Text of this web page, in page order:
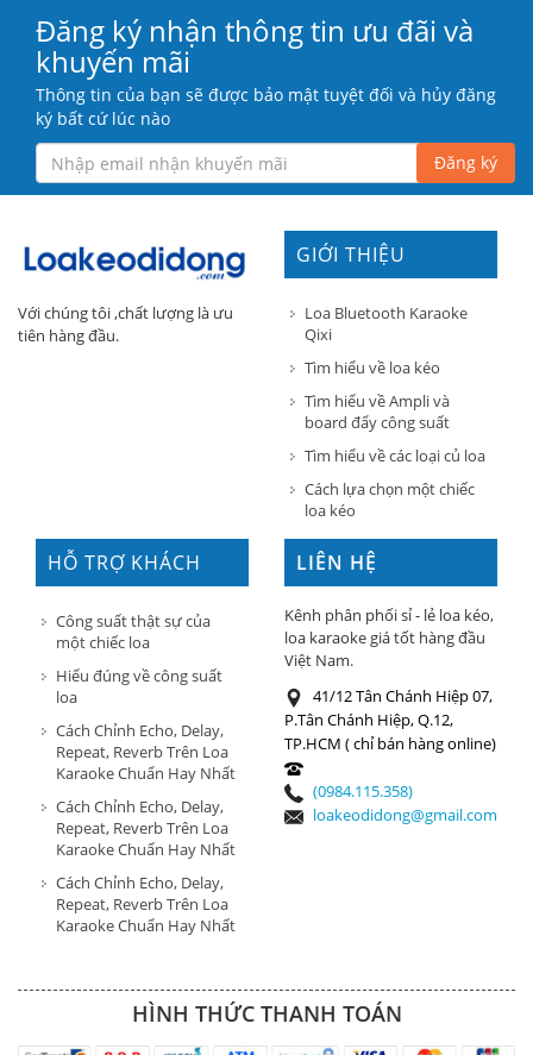
Đăng ký nhận thông tin ưu đãi và
khuyến mãi
Thông tin của bạn sẽ được bảo mật tuyệt đối và hủy đăng
ký bất cứ lúc nào
Đăng ký
Với chúng tôi ,chất lượng là ưu
tiên hàng đầu.
GIỚI THIỆU
Loa Bluetooth Karaoke
Qixi
Tìm hiểu về loa kéo
Tìm hiểu về Ampli và
board đẩy công suất
Tìm hiểu về các loại củ loa
Cách lựa chọn một chiếc
loa kéo
HỖ TRỢ KHÁCH
HÀNG
Công suất thật sự của
một chiếc loa
Hiểu đúng về công suất
loa
Cách Chỉnh Echo, Delay,
Repeat, Reverb Trên Loa
Karaoke Chuẩn Hay Nhất
Cách Chỉnh Echo, Delay,
Repeat, Reverb Trên Loa
Karaoke Chuẩn Hay Nhất
Cách Chỉnh Echo, Delay,
Repeat, Reverb Trên Loa
Karaoke Chuẩn Hay Nhất
LIÊN HỆ
Kênh phân phối sỉ - lẻ loa kéo,
loa karaoke giá tốt hàng đầu
Việt Nam.
41/12 Tân Chánh Hiệp 07,
P.Tân Chánh Hiệp, Q.12,
TP.HCM ( chỉ bán hàng online)
(0984.115.358)
loakeodidong@gmail.com
HÌNH THỨC THANH TOÁN